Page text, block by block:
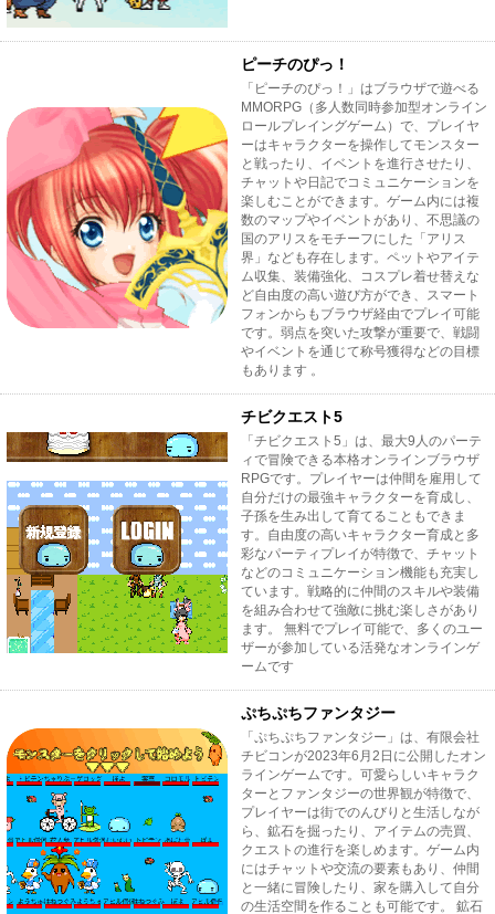
ピーチのぴっ！
「ピーチのぴっ！」はブラウザで遊べる
MMORPG（多人数同時参加型オンライン
ロールプレイングゲーム）で、プレイヤ
ーはキャラクターを操作してモンスター
と戦ったり、イベントを進行させたり、
チャットや日記でコミュニケーションを
楽しむことができます。ゲーム内には複
数のマップやイベントがあり、不思議の
国のアリスをモチーフにした「アリス
界」なども存在します。ペットやアイテ
ム収集、装備強化、コスプレ着せ替えな
ど自由度の高い遊び方ができ、スマート
フォンからもブラウザ経由でプレイ可能
です。弱点を突いた攻撃が重要で、戦闘
やイベントを通じて称号獲得などの目標
もあります 。
チビクエスト5
「チビクエスト5」は、最大9人のパーテ
ィで冒険できる本格オンラインブラウザ
RPGです。プレイヤーは仲間を雇用して
自分だけの最強キャラクターを育成し、
子孫を生み出して育てることもできま
す。自由度の高いキャラクター育成と多
彩なパーティプレイが特徴で、チャット
などのコミュニケーション機能も充実し
ています。戦略的に仲間のスキルや装備
を組み合わせて強敵に挑む楽しさがあり
ます。 無料でプレイ可能で、多くのユー
ザーが参加している活発なオンラインゲ
ームです
ぷちぷちファンタジー
「ぷちぷちファンタジー」は、有限会社
チビコンが2023年6月2日に公開したオン
ラインゲームです。可愛らしいキャラク
ターとファンタジーの世界観が特徴で、
プレイヤーは街でのんびりと生活しなが
ら、鉱石を掘ったり、アイテムの売買、
クエストの進行を楽しめます。ゲーム内
にはチャットや交流の要素もあり、仲間
と一緒に冒険したり、家を購入して自分
の生活空間を作ることも可能です。 鉱石